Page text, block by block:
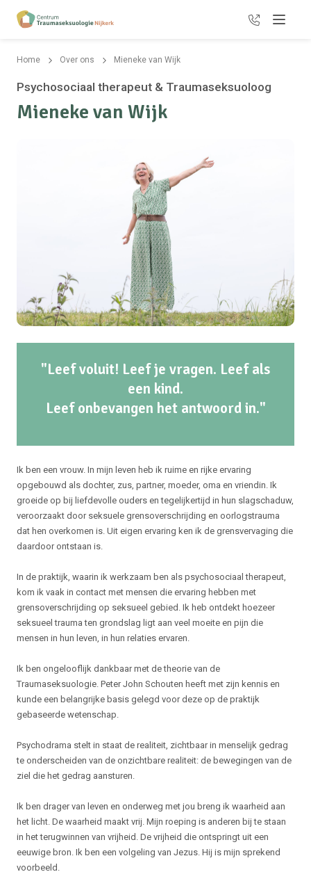
Menu
06-20779991
Home Over ons Mieneke van Wijk
Psychosociaal therapeut & Traumaseksuoloog
Mieneke van Wijk
"Leef voluit! Leef je vragen. Leef als
een kind.
Leef onbevangen het antwoord in."
Ik ben een vrouw. In mijn leven heb ik ruime en rijke ervaring
opgebouwd als dochter, zus, partner, moeder, oma en vriendin. Ik
groeide op bij liefdevolle ouders en tegelijkertijd in hun slagschaduw,
veroorzaakt door seksuele grensoverschrijding en oorlogstrauma
dat hen overkomen is. Uit eigen ervaring ken ik de grensvervaging die
daardoor ontstaan is.
In de praktijk, waarin ik werkzaam ben als psychosociaal therapeut,
kom ik vaak in contact met mensen die ervaring hebben met
grensoverschrijding op seksueel gebied. Ik heb ontdekt hoezeer
seksueel trauma ten grondslag ligt aan veel moeite en pijn die
mensen in hun leven, in hun relaties ervaren.
Ik ben ongelooflijk dankbaar met de theorie van de
Traumaseksuologie. Peter John Schouten heeft met zijn kennis en
kunde een belangrijke basis gelegd voor deze op de praktijk
gebaseerde wetenschap.
Psychodrama stelt in staat de realiteit, zichtbaar in menselijk gedrag
te onderscheiden van de onzichtbare realiteit: de bewegingen van de
ziel die het gedrag aansturen.
Ik ben drager van leven en onderweg met jou breng ik waarheid aan
het licht. De waarheid maakt vrij. Mijn roeping is anderen bij te staan
in het terugwinnen van vrijheid. De vrijheid die ontspringt uit een
eeuwige bron. Ik ben een volgeling van Jezus. Hij is mijn sprekend
voorbeeld.